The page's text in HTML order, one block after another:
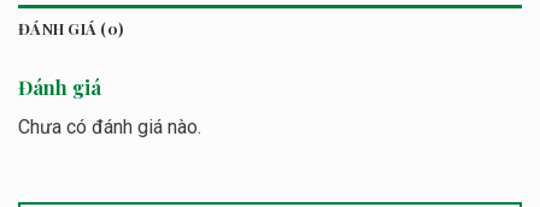
ĐÁNH GIÁ (0)
Đánh giá
Chưa có đánh giá nào.